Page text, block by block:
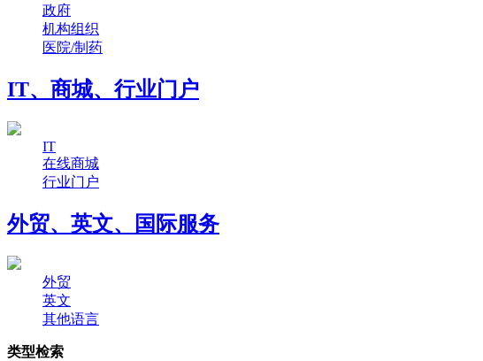
政府
机构组织
医院/制药
IT、商城、行业门户
IT
在线商城
行业门户
外贸、英文、国际服务
外贸
英文
其他语言
类型检索